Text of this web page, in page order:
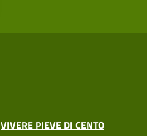
VIVERE PIEVE DI CENTO